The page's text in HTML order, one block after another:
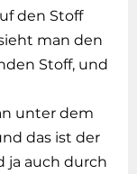
den Stoff
man den
Stoff, und
unter dem
das ist der
ja auch durch